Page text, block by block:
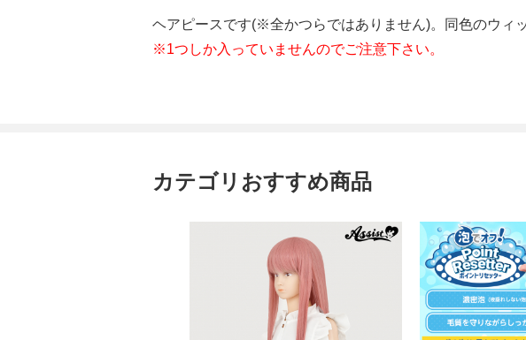
ヘアピースです(※全かつらではありません)。同色のウィ
※1つしか入っていませんのでご注意下さい。
カテゴリおすすめ商品